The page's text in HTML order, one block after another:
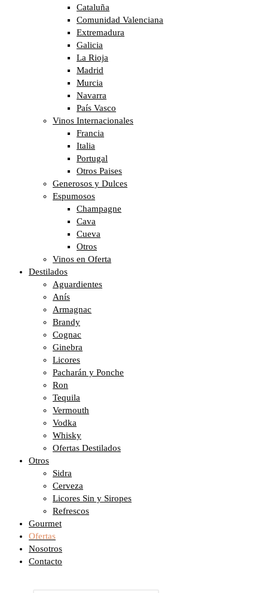
Cataluña
Comunidad Valenciana
Extremadura
Galicia
La Rioja
Madrid
Murcia
Navarra
País Vasco
Vinos Internacionales
Francia
Italia
Portugal
Otros Paises
Generosos y Dulces
Espumosos
Champagne
Cava
Cueva
Otros
Vinos en Oferta
Destilados
Aguardientes
Anís
Armagnac
Brandy
Cognac
Ginebra
Licores
Pacharán y Ponche
Ron
Tequila
Vermouth
Vodka
Whisky
Ofertas Destilados
Otros
Sidra
Cerveza
Licores Sin y Siropes
Refrescos
Gourmet
Ofertas
Nosotros
Contacto